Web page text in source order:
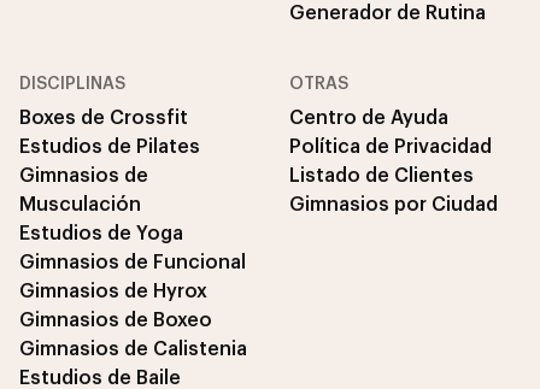
Generador de Rutina
DISCIPLINAS
Boxes de Crossfit
Estudios de Pilates
Gimnasios de
Musculación
Estudios de Yoga
Gimnasios de Funcional
Gimnasios de Hyrox
Gimnasios de Boxeo
Gimnasios de Calistenia
Estudios de Baile
OTRAS
Centro de Ayuda
Política de Privacidad
Listado de Clientes
Gimnasios por Ciudad